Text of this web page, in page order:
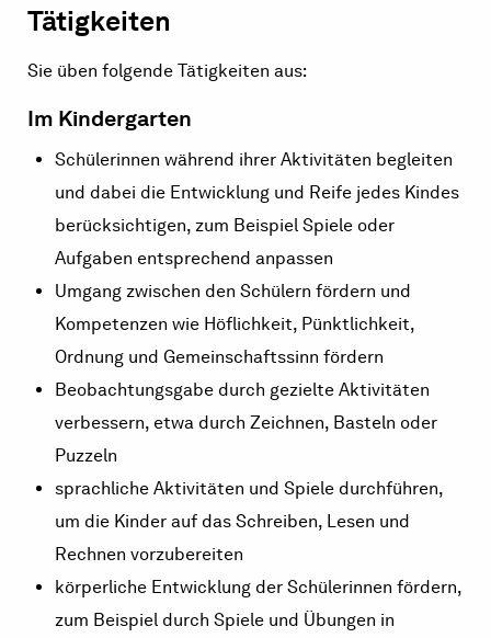
Tätigkeiten
Sie üben folgende Tätigkeiten aus:
Im Kindergarten
Schülerinnen während ihrer Aktivitäten begleiten
und dabei die Entwicklung und Reife jedes Kindes
berücksichtigen, zum Beispiel Spiele oder
Aufgaben entsprechend anpassen
Umgang zwischen den Schülern fördern und
Kompetenzen wie Höflichkeit, Pünktlichkeit,
Ordnung und Gemeinschaftssinn fördern
Beobachtungsgabe durch gezielte Aktivitäten
verbessern, etwa durch Zeichnen, Basteln oder
Puzzeln
sprachliche Aktivitäten und Spiele durchführen,
um die Kinder auf das Schreiben, Lesen und
Rechnen vorzubereiten
körperliche Entwicklung der Schülerinnen fördern,
zum Beispiel durch Spiele und Übungen in